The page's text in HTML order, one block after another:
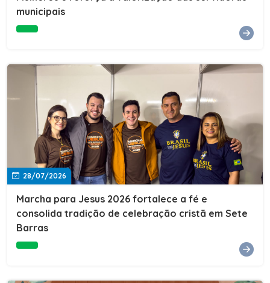
Cultura, Esporte e Lazer, Paulo Thomas, prestigiou os
compromisso da nossa gestão com a inclusão,
oferecendo a jovens e adultos a oportunidade de
concluir seus estudos e construir um futuro melhor.
Cada certificado entregue simboliza esforço,
determinação e a certeza de que investir em educação
é investir no desenvolvimento de Sete Barras."A
Prefeitura de Sete Barras também agradeceu ao SESI,
parceiro fundamental na retomada e ampliação da
Educação de Jovens e Adultos, aos professores, à
equipe da Secretaria Municipal de Educação e a todos
os profissionais que contribuíram para que esse
importante projeto voltasse a transformar a vida de
municipais
28/07/2026
Marcha para Jesus 2026 fortalece a fé e
consolida tradição de celebração cristã em Sete
Barras